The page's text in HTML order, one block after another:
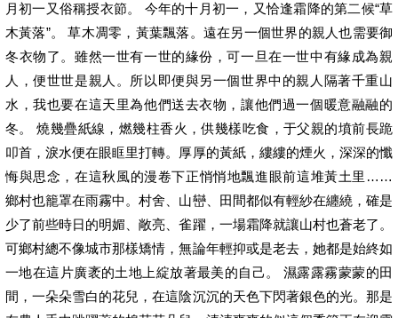
月初一又俗稱授衣節。 今年的十月初一，又恰逢霜降的第二候“草
木黃落”。 草木凋零，黃葉飄落。遠在另一個世界的親人也需要御
冬衣物了。雖然一世有一世的緣份，可一旦在一世中有緣成為親
人，便世世是親人。所以即便與另一個世界中的親人隔著千重山
水，我也要在這天里為他們送去衣物，讓他們過一個暖意融融的
冬。 燒幾疊紙線，燃幾柱香火，供幾樣吃食，于父親的墳前長跪
叩首，淚水便在眼眶里打轉。厚厚的黃紙，縷縷的煙火，深深的懺
悔與思念，在這秋風的漫卷下正悄悄地飄進眼前這堆黃土里……
鄉村也籠罩在雨霧中。村舍、山巒、田間都似有輕紗在纏繞，確是
少了前些時日的明媚、敞亮、雀躍，一場霜降就讓山村也蒼老了。
可鄉村總不像城市那樣矯情，無論年輕抑或是老去，她都是始終如
一地在這片廣袤的土地上綻放著最美的自己。 濕露露霧蒙蒙的田
間，一朵朵雪白的花兒，在這陰沉沉的天色下閃著銀色的光。那是